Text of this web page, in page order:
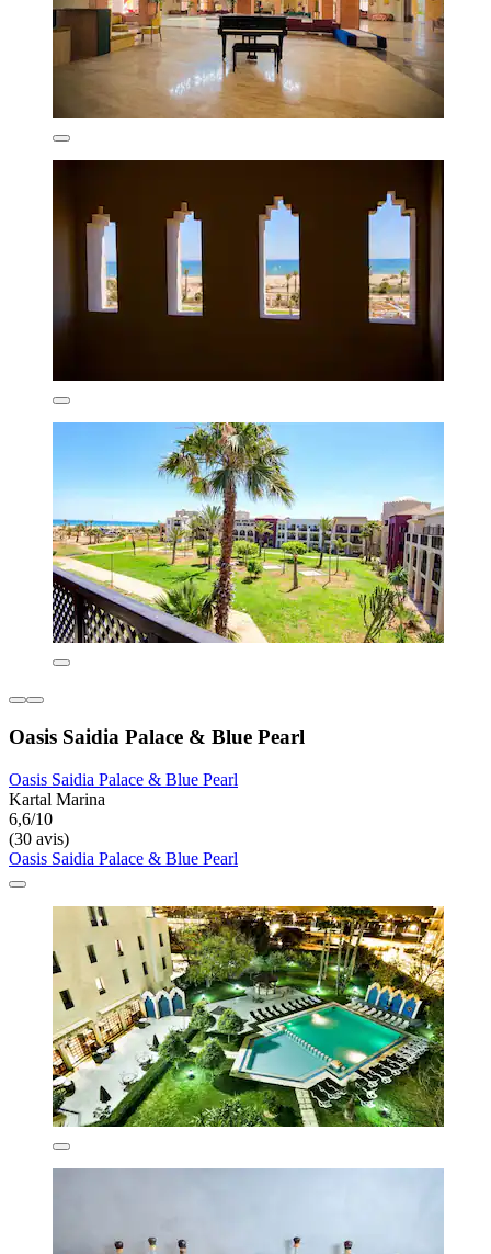
Oasis Saidia Palace & Blue Pearl
Oasis Saidia Palace & Blue Pearl
Kartal Marina
6,6/10
(30 avis)
Oasis Saidia Palace & Blue Pearl